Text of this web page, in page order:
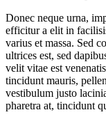
Donec neque urna,
efficitur a elit in
varius et massa. Sed
ultrices est, sed
velit vitae est
tincidunt mauris,
vestibulum justo
pharetra at, tincidunt